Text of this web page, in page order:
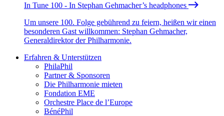
In Tune 100 - In Stephan Gehmacher’s headphones
Um unsere 100. Folge gebührend zu feiern, heißen wir einen
besonderen Gast willkommen: Stephan Gehmacher,
Generaldirektor der Philharmonie.
Erfahren & Unterstützen
PhilaPhil
Partner & Sponsoren
Die Philharmonie mieten
Fondation EME
Orchestre Place de l’Europe
BénéPhil